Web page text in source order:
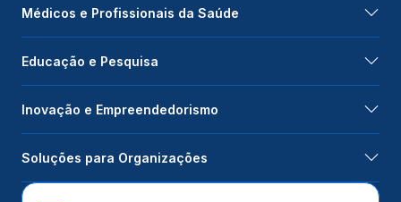
Médicos e Profissionais da Saúde
Educação e Pesquisa
Inovação e Empreendedorismo
Soluções para Organizações